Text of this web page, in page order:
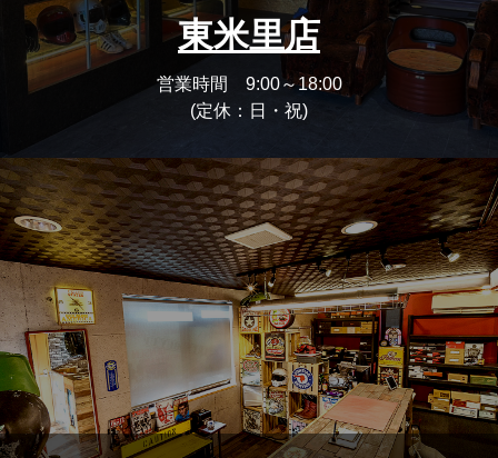
東米里店
営業時間 9:00～18:00
(定休：日・祝)